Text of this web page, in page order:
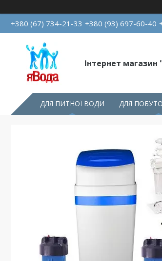
+380 (67) 734-21-33 +380 (93) 697-60-40
Інтернет
ДЛЯ ПИТНОЇ ВОДИ ДЛЯ